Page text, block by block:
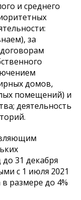
и среднего
за
домов,
помещений) и
деятельность
31 декабря
с 1 июля 2021
размере до 4%